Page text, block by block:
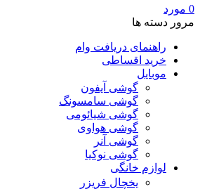
0 مورد
مرور دسته ها
راهنمای دریافت وام
خرید اقساطی
موبایل
گوشی آیفون
گوشی سامسونگ
گوشی شیائومی
گوشی هواوی
گوشی آنر
گوشی نوکیا
لوازم خانگی
یخچال فریزر